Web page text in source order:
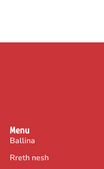
Menu
Ballina
Rreth nesh